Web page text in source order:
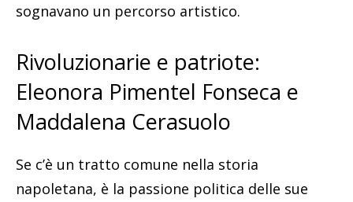
sognavano un percorso artistico.
Rivoluzionarie e patriote:
Eleonora Pimentel Fonseca e
Maddalena Cerasuolo
Se c’è un tratto comune nella storia
napoletana, è la passione politica delle sue